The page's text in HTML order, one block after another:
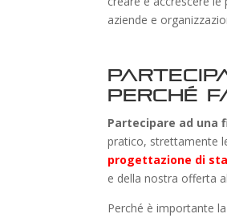
aziende e
perché
Partecipare ad una
pratico, strettamente
progettazione di
e della nostra offerta
Perché è importante la